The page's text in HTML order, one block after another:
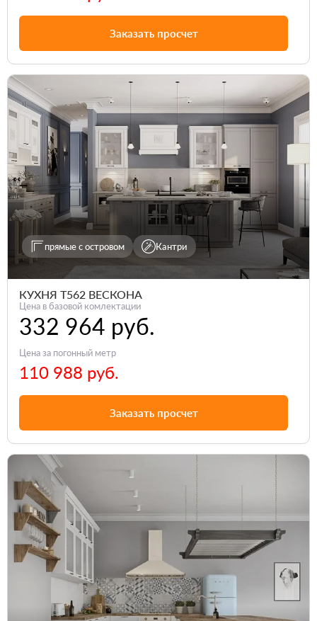
Заказать просчет
прямые с островом Кантри
КУХНЯ Т562 ВЕСКОНА
Цена в базовой комлектации
332 964 руб.
Цена за погонный метр
110 988 руб.
Заказать просчет